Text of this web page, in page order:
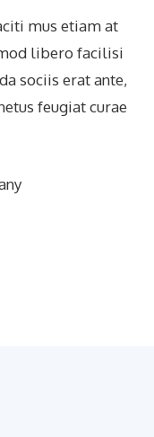
mus etiam at
libero facilisi
sociis erat ante,
feugiat curae